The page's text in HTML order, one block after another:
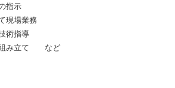
指示
現場業務
術指導
組み立て など